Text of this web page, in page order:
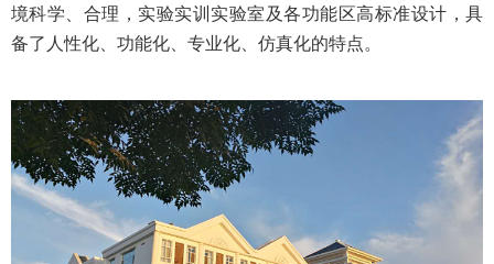
境科学、合理，实验实训实验室及各功能区高标准设计，具
备了人性化、功能化、专业化、仿真化的特点。